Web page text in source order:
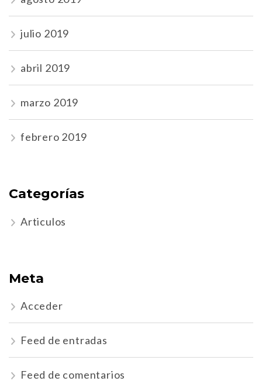
julio 2019
abril 2019
marzo 2019
febrero 2019
Categorías
Articulos
Meta
Acceder
Feed de entradas
Feed de comentarios